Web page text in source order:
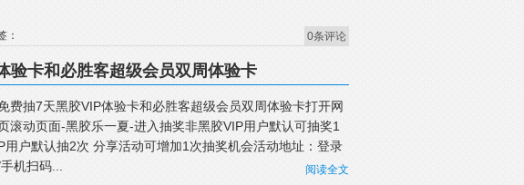
0条评论
：
验卡和必胜客超级会员双周体验卡
费抽7天黑胶VIP体验卡和必胜客超级会员双周体验卡打开网
滚动页面-黑胶乐一夏-进入抽奖非黑胶VIP用户默认可抽奖1
用户默认抽2次 分享活动可增加1次抽奖机会活动地址：登录
机扫码...
阅读全文